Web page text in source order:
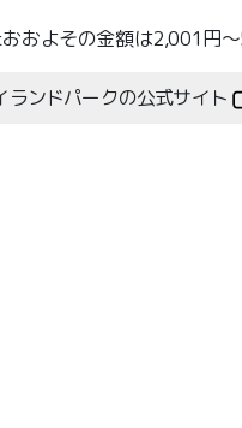
およその金額は2,001円～
ランドパークの公式サイト